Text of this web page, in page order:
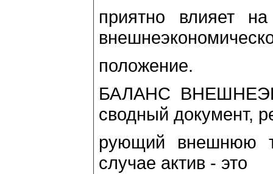
приятно влияет
положение.
БАЛАНС
сводный документ,
рующий внешнюю
случае актив - это